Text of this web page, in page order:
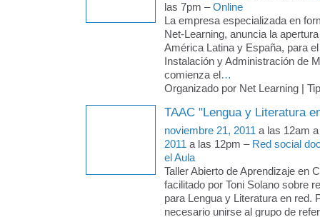
las 7pm –Online
La empresa especializada en
Net-Learning, anuncia la
América Latina y España, para
Instalación y Administración de
comienza el…
Organizado por Net Learning |
TAAC "Lengua y Literatura
noviembre 21, 2011 a las 12am
2011 a las 12pm – Red social
el Aula
Taller Abierto de Aprendizaje en
facilitado por Toni Solano sobre
para Lengua y Literatura en red.
necesario unirse al grupo de